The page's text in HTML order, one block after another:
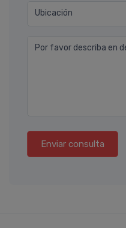
Ubicación
Por favor describa en
Enviar consulta